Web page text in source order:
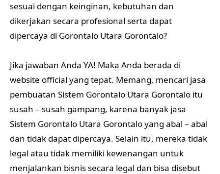
sesuai dengan keinginan, kebutuhan dan
dikerjakan secara profesional serta dapat
dipercaya di Gorontalo Utara Gorontalo?
Jika jawaban Anda YA! Maka Anda berada di
website official yang tepat. Memang, mencari jasa
pembuatan Sistem Gorontalo Utara Gorontalo itu
susah – susah gampang, karena banyak jasa
Sistem Gorontalo Utara Gorontalo yang abal – abal
dan tidak dapat dipercaya. Selain itu, mereka tidak
legal atau tidak memiliki kewenangan untuk
menjalankan bisnis secara legal dan bisa disebut